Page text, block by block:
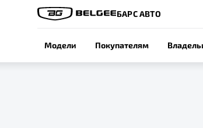
БАРС АВТО
Модели Покупателям